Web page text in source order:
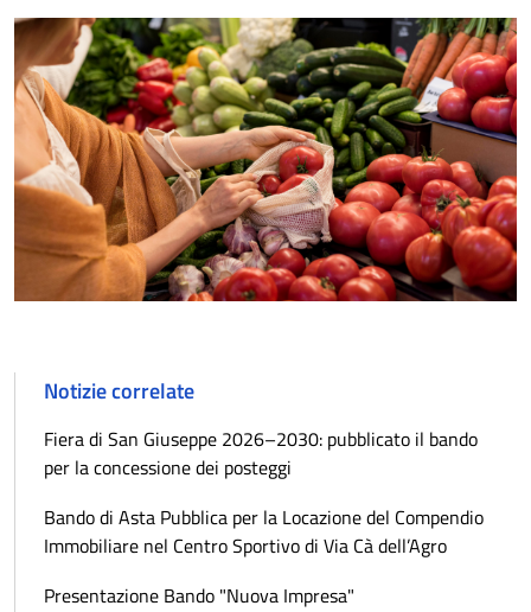
Notizie correlate
Fiera di San Giuseppe 2026–2030: pubblicato il bando
per la concessione dei posteggi
Bando di Asta Pubblica per la Locazione del Compendio
Immobiliare nel Centro Sportivo di Via Cà dell’Agro
Presentazione Bando "Nuova Impresa"